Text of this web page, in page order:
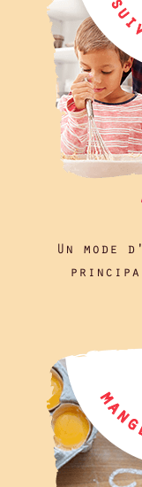
Un mode